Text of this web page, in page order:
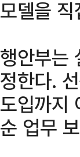
모델을
행안부는
정한다.
도입까지
순 업무